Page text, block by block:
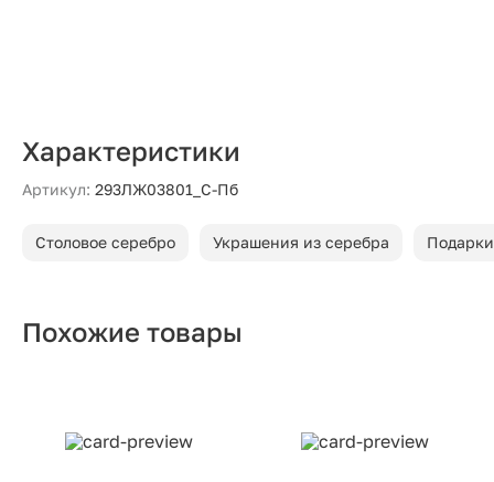
Характеристики
Артикул: 293ЛЖ03801_С-Пб
Столовое серебро Украшения из серебра
Похожие товары